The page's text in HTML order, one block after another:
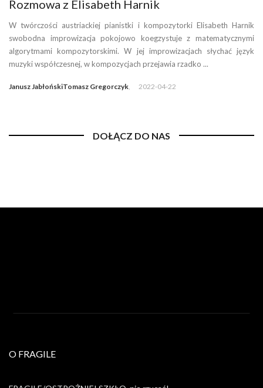
Rozmowa z Elisabeth Harnik
W twórczości austriackiej pianistki i kompozytorki Elisabeth Harnik
swobodna improwizacja pokojowo koegzystuje z matematycznymi
algorytmami kompozytorskimi. W jej improwizacjach słychać język
muzyki współczesnej, w kompozycjach przejawia rzadko ...
Janusz JabłońskiTomasz Gregorczyk 2022-04-22
DOŁĄCZ DO NAS
O FRAGILE